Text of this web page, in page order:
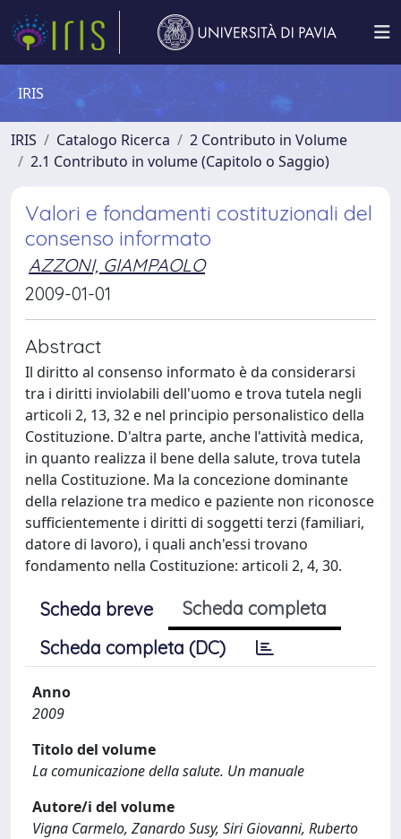
IRIS
IRIS Catalogo Ricerca
2 Contributo in Volume
2.1 Contributo in volume (Capitolo o Saggio)
Valori e fondamenti costituzionali del
consenso informato
AZZONI, GIAMPAOLO
2009-01-01
Abstract
Il diritto al consenso informato è da considerarsi
tra i diritti inviolabili dell'uomo e trova tutela negli
articoli 2, 13, 32 e nel principio personalistico della
Costituzione. D'altra parte, anche l'attività medica,
in quanto realizza il bene della salute, trova tutela
nella Costituzione. Ma la concezione dominante
della relazione tra medico e paziente non riconosce
sufficientemente i diritti di soggetti terzi (familiari,
datore di lavoro), i quali anch'essi trovano
fondamento nella Costituzione: articoli 2, 4, 30.
Scheda breve
Scheda completa
Scheda completa (DC)
Anno
2009
Titolo del volume
La comunicazione della salute. Un manuale
Autore/i del volume
Vigna Carmelo, Zanardo Susy, Siri Giovanni, Ruberto